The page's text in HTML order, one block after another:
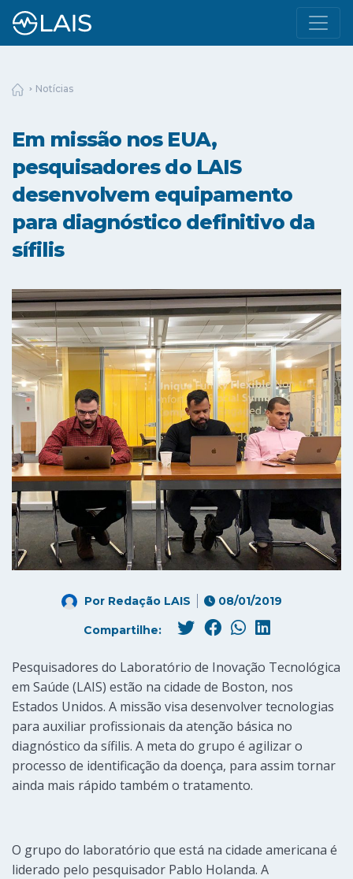
Notícias
Em missão nos EUA,
pesquisadores do LAIS
desenvolvem equipamento
para diagnóstico definitivo da
sífilis
Por Redação LAIS 08/01/2019
Compartilhe:
Pesquisadores do Laboratório de Inovação Tecnológica
em Saúde (LAIS) estão na cidade de Boston, nos
Estados Unidos. A missão visa desenvolver tecnologias
para auxiliar profissionais da atenção básica no
diagnóstico da sífilis. A meta do grupo é agilizar o
processo de identificação da doença, para assim tornar
ainda mais rápido também o tratamento.
O grupo do laboratório que está na cidade americana é
liderado pelo pesquisador Pablo Holanda. A